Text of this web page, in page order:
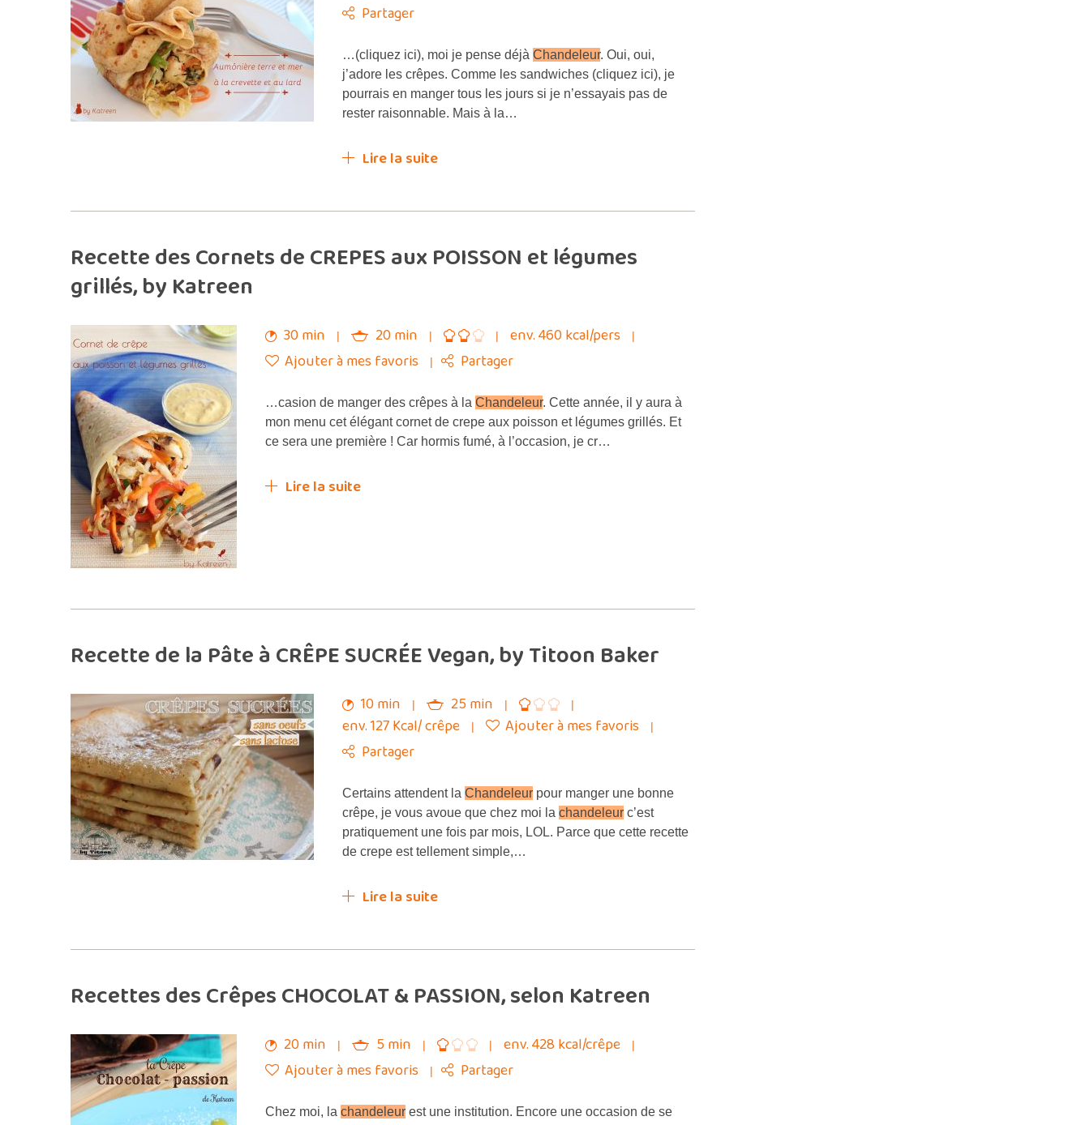
Partager
…(cliquez ici), moi je pense déjà Chandeleur. Oui, oui,
j’adore les crêpes. Comme les sandwiches (cliquez ici), je
pourrais en manger tous les jours si je n’essayais pas de
rester raisonnable. Mais à la…
Lire la suite
Recette des Cornets de CREPES aux POISSON et légumes
grillés, by Katreen
30 min 20 min
env. 460 kcal/pers
Ajouter à mes favoris
Partager
…casion de manger des crêpes à la Chandeleur. Cette année, il y aura à
mon menu cet élégant cornet de crepe aux poisson et légumes grillés. Et
ce sera une première ! Car hormis fumé, à l’occasion, je cr…
Lire la suite
Recette de la Pâte à CRÊPE SUCRÉE Vegan, by Titoon Baker
10 min
25 min
env. 127 Kcal/ crêpe
Ajouter à mes favoris
Partager
Certains attendent la Chandeleur pour manger une bonne
crêpe, je vous avoue que chez moi la chandeleur c’est
pratiquement une fois par mois, LOL. Parce que cette recette
de crepe est tellement simple,…
Lire la suite
Recettes des Crêpes CHOCOLAT & PASSION, selon Katreen
20 min 5 min
env. 428 kcal/crêpe
Ajouter à mes favoris
Partager
Chez moi, la chandeleur est une institution. Encore une occasion de se